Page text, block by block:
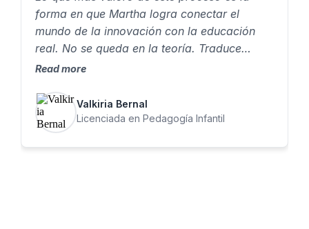
forma en que Martha logra conectar el
mundo de la innovación con la educación
real. No se queda en la teoría. Traduce
herramientas complejas en algo que como
propio. Eso me permitió pasar de entender
conceptos…a crear experiencias educativas
con intención.
Read more
Valkiria Bernal
Licenciada en Pedagogía Infantil